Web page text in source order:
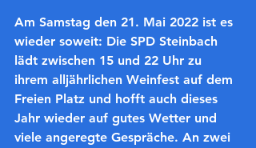
Am Samstag den 21. Mai 2022 ist es
wieder soweit: Die SPD Steinbach
lädt zwischen 15 und 22 Uhr zu
ihrem alljährlichen Weinfest auf dem
Freien Platz und hofft auch dieses
Jahr wieder auf gutes Wetter und
viele angeregte Gespräche. An zwei